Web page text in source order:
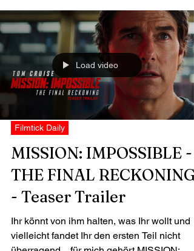
In "MISSION: IMPOSSIBLE - THE FINAL
RECKONING" sprintet er mit gewohnt
atemloser Hingabe durch jede erdenkliche
Kulisse. Doch eine Frage drängt sich auf:
Jagt er diesmal wirklich nur den
Antagonisten oder vielmehr dem bislang
größten Erfolg seiner Karriere, dem von
"TOP GUN: MAVERICK" hinterher?
Load video
Filmtick Daily
MISSION: IMPOSSIBLE -
THE FINAL RECKONING
- Teaser Trailer